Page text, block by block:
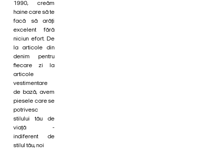
1990, creăm
haine care să te
facă să arăți
excelent fără
niciun efort. De
la articole din
denim pentru
fiecare zi la
articole
vestimentare
de bază, avem
piesele care se
potrivesc
stilului tău de
viață -
indiferent de
stilul tău, noi